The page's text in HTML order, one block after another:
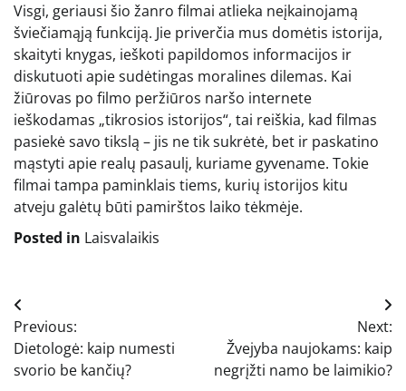
Visgi, geriausi šio žanro filmai atlieka neįkainojamą
šviečiamąją funkciją. Jie priverčia mus domėtis istorija,
skaityti knygas, ieškoti papildomos informacijos ir
diskutuoti apie sudėtingas moralines dilemas. Kai
žiūrovas po filmo peržiūros naršo internete
ieškodamas „tikrosios istorijos“, tai reiškia, kad filmas
pasiekė savo tikslą – jis ne tik sukrėtė, bet ir paskatino
mąstyti apie realų pasaulį, kuriame gyvename. Tokie
filmai tampa paminklais tiems, kurių istorijos kitu
atveju galėtų būti pamirštos laiko tėkmėje.
Posted in Laisvalaikis
Navigacija
tarp
įrašų
Previous:
Dietologė: kaip numesti
svorio be kančių?
Next:
Žvejyba naujokams: kaip
negrįžti namo be laimikio?